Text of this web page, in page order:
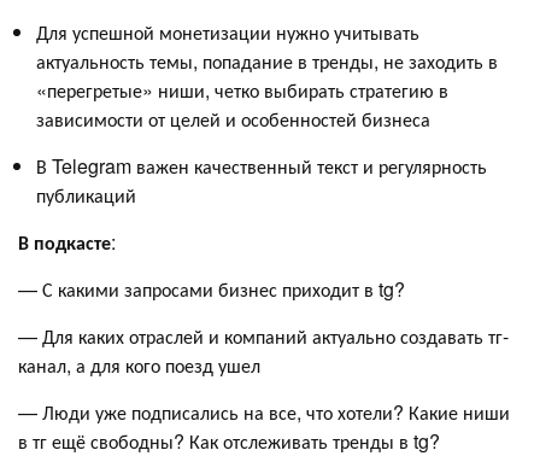
Для успешной монетизации нужно учитывать
актуальность темы, попадание в тренды, не заходить в
«перегретые» ниши, четко выбирать стратегию в
зависимости от целей и особенностей бизнеса
В Telegram важен качественный текст и регулярность
публикаций
В подкасте:
— С какими запросами бизнес приходит в tg?
— Для каких отраслей и компаний актуально создавать тг-
канал, а для кого поезд ушел
— Люди уже подписались на все, что хотели? Какие ниши
в тг ещё свободны? Как отслеживать тренды в tg?